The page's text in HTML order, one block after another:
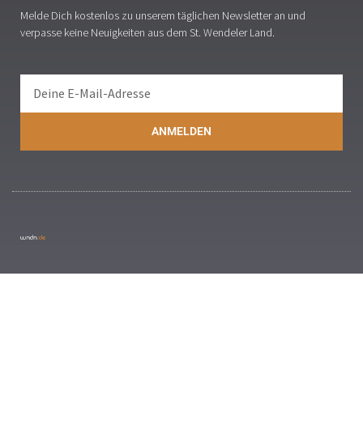
Melde Dich kostenlos zu unserem täglichen Newsletter an und
verpasse keine Neuigkeiten aus dem St. Wendeler Land.
ANMELDEN